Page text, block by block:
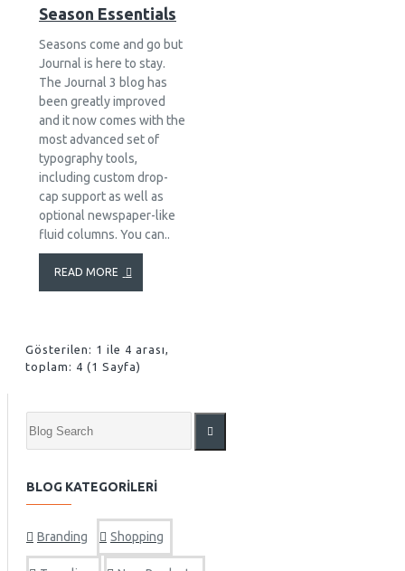
Season Essentials
Seasons come and go but
Journal is here to stay.
The Journal 3 blog has
been greatly improved
and it now comes with the
most advanced set of
typography tools,
including custom drop-
cap support as well as
optional newspaper-like
fluid columns. You can..
READ MORE
Gösterilen: 1 ile 4 arası,
toplam: 4 (1 Sayfa)
BLOG KATEGORILERI
Branding Shopping